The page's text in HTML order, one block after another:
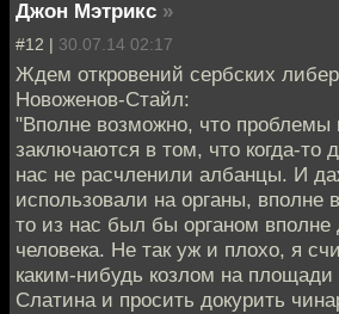
Джон Мэтрикс »
#12 | 30.07.14 02:17
Ждем откровений сербских
Новоженов-Стайл:
"Вполне возможно, что проблемы
заключаются в том, что когда-то
нас не расчленили албанцы. И
использовали на органы, вполне
то из нас был бы органом вполне
человека. Не так уж и плохо, я
каким-нибудь козлом на площади
Слатина и просить докурить